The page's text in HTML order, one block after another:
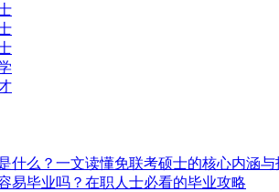
什么？一文读懂免联考硕士的核心内涵与
易毕业吗？在职人士必看的毕业攻略